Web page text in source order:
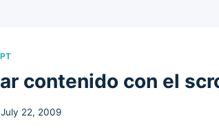
contenido con el
July 22, 2009